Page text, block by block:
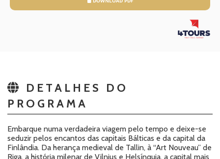
DETALHES DO
PROGRAMA
Embarque numa verdadeira viagem pelo tempo e deixe-se
seduzir pelos encantos das capitais Bálticas e da capital da
Finlândia. Da herança medieval de Tallin, à “Art Nouveau” de
Riga, a história milenar de Vilnius e Helsínquia, a capital mais